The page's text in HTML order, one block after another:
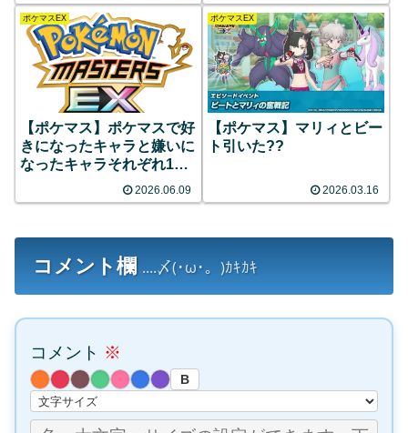
ポケマスEX
【ポケマス】ポケマスで好
きになったキャラと嫌いに
なったキャラそれぞれ1人
ずつだけ挙げろ(ポケマス
のオリキャラ除く)
2026.06.09
ポケマスEX
【ポケマス】マリィとビー
ト引いた??
2026.03.16
コメント欄 ....〆(･ω･。)ｶｷｶｷ
コメント ※
B